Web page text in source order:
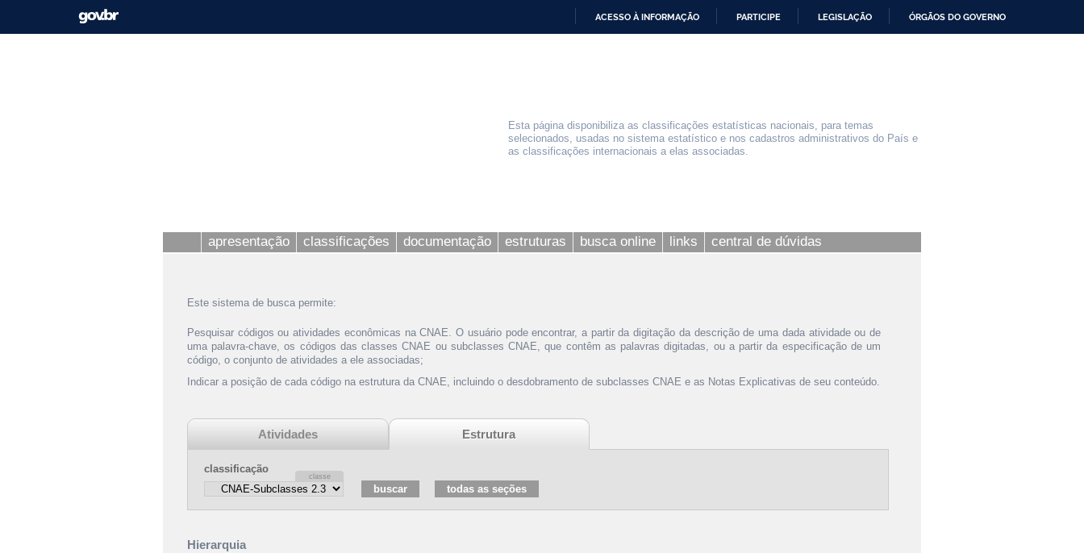
ACESSO À INFORMAÇÃO PARTICIPE LEGISLAÇÃO ÓRGÃOS DO GOVERNO
Esta página disponibiliza as classificações estatísticas nacionais, para temas
selecionados, usadas no sistema estatístico e nos cadastros administrativos do País e
as classificações internacionais a elas associadas.
apresentação classificações documentação estruturas busca online links central de dúvidas
Este sistema de busca permite:
Pesquisar códigos ou atividades econômicas na CNAE. O usuário pode encontrar, a partir da digitação da descrição de uma dada atividade ou de
uma palavra-chave, os códigos das classes CNAE ou subclasses CNAE, que contêm as palavras digitadas, ou a partir da especificação de um
código, o conjunto de atividades a ele associadas;
Indicar a posição de cada código na estrutura da CNAE, incluindo o desdobramento de subclasses CNAE e as Notas Explicativas de seu conteúdo.
Atividades Estrutura
classificação
Hierarquia